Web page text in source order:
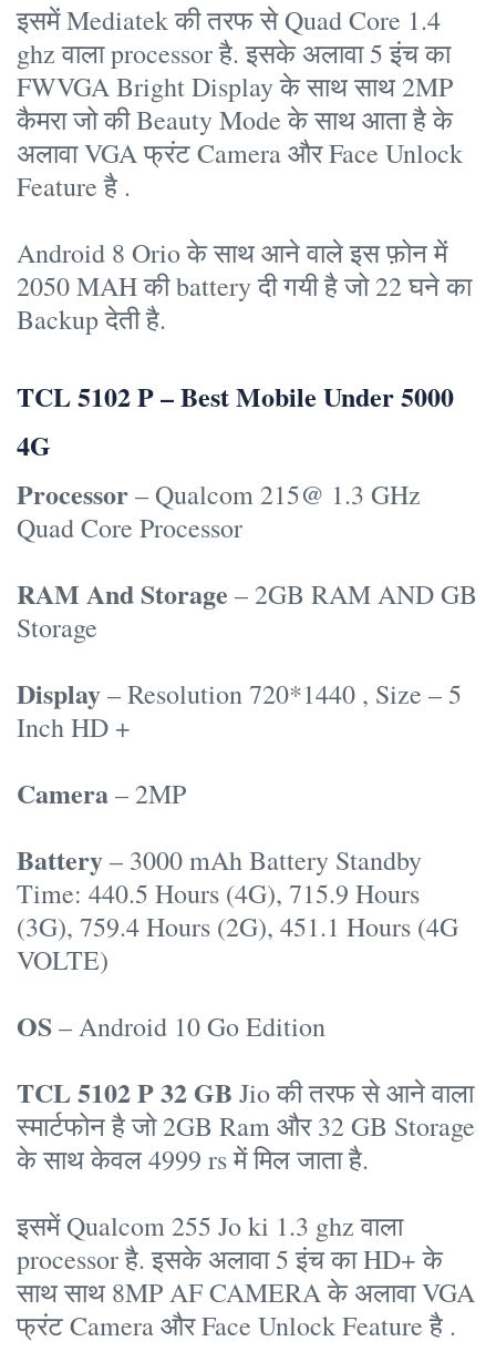
इसमें Mediatek की तरफ से Quad Core 1.4
ghz वाला processor है. इसके अलावा 5 इंच का
FWVGA Bright Display के साथ साथ 2MP
कैमरा जो की Beauty Mode के साथ आता है के
अलावा VGA फ्रंट Camera और Face Unlock
Feature है .
Android 8 Orio के साथ आने वाले इस फ़ोन में
2050 MAH की battery दी गयी है जो 22 घने का
Backup देती है.
TCL 5102 P – Best Mobile Under 5000
4G
Processor– Qualcom 215@ 1.3 GHz
Quad Core Processor
RAM And Storage – 2GB RAM AND GB
Storage
Display– Resolution 720*1440 , Size – 5
Inch HD +
Camera– 2MP
Battery– 3000 mAh Battery Standby
Time: 440.5 Hours (4G), 715.9 Hours
(3G), 759.4 Hours (2G), 451.1 Hours (4G
VOLTE)
OS– Android 10 Go Edition
TCL 5102 P 32 GB Jio की तरफ से आने वाला
स्मार्टफोन है जो 2GB Ram और 32 GB Storage
के साथ केवल 4999 rs में मिल जाता है.
इसमें Qualcom 255 Jo ki 1.3 ghz वाला
processor है. इसके अलावा 5 इंच का HD+ के
साथ साथ 8MP AF CAMERA के अलावा VGA
फ्रंट Camera और Face Unlock Feature है .